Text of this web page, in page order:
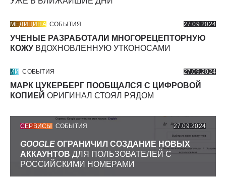
МЕДИЦИНА СОБЫТИЯ 27.09.2024
УЧЕНЫЕ РАЗРАБОТАЛИ МНОГОРЕЦЕПТОРНУЮ
КОЖУ ВДОХНОВЛЕННУЮ УТКОНОСАМИ
ИИ СОБЫТИЯ 27.09.2024
МАРК ЦУКЕРБЕРГ ПООБЩАЛСЯ С ЦИФРОВОЙ
КОПИЕЙ ОРИГИНАЛ СТОЯЛ РЯДОМ
СЕРВИСЫ СОБЫТИЯ 27.09.2024
GOOGLE ОГРАНИЧИЛ СОЗДАНИЕ НОВЫХ
АККАУНТОВ ДЛЯ ПОЛЬЗОВАТЕЛЕЙ С
РОССИЙСКИМИ НОМЕРАМИ